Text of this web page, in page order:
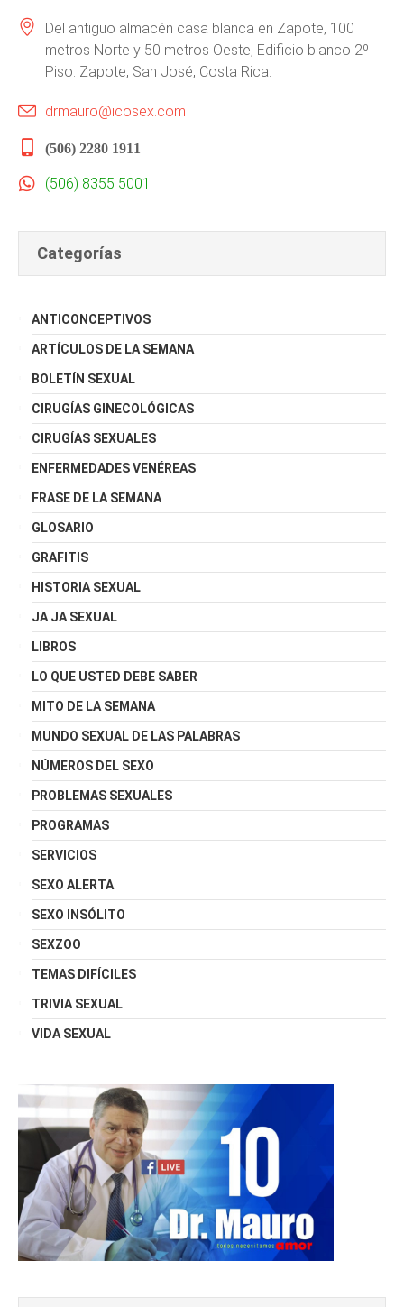
Del antiguo almacén casa blanca en Zapote, 100
metros Norte y 50 metros Oeste, Edificio blanco 2º
Piso. Zapote, San José, Costa Rica.
drmauro@icosex.com
(506) 2280 1911
(506) 8355 5001
Categorías
ANTICONCEPTIVOS
ARTÍCULOS DE LA SEMANA
BOLETÍN SEXUAL
CIRUGÍAS GINECOLÓGICAS
CIRUGÍAS SEXUALES
ENFERMEDADES VENÉREAS
FRASE DE LA SEMANA
GLOSARIO
GRAFITIS
HISTORIA SEXUAL
JA JA SEXUAL
LIBROS
LO QUE USTED DEBE SABER
MITO DE LA SEMANA
MUNDO SEXUAL DE LAS PALABRAS
NÚMEROS DEL SEXO
PROBLEMAS SEXUALES
PROGRAMAS
SERVICIOS
SEXO ALERTA
SEXO INSÓLITO
SEXZOO
TEMAS DIFÍCILES
TRIVIA SEXUAL
VIDA SEXUAL